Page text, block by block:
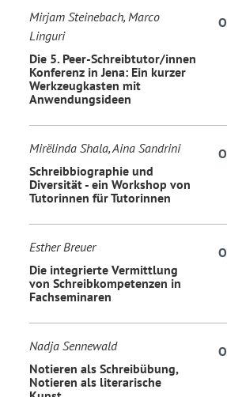
Mirjam Steinebach, Marco
Linguri
Die 5. Peer-Schreibtutor/innen
Konferenz in Jena: Ein kurzer
Werkzeugkasten mit
Anwendungsideen
Mirëlinda Shala, Aina Sandrini
Schreibbiographie und
Diversität - ein Workshop von
Tutorinnen für Tutorinnen
Esther Breuer
Die integrierte Vermittlung
von Schreibkompetenzen in
Fachseminaren
Nadja Sennewald
Notieren als Schreibübung,
Notieren als literarische